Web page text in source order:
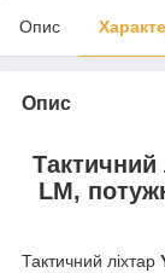
Опис
Опис
Тактичний
LM,
Тактичний ліхтар